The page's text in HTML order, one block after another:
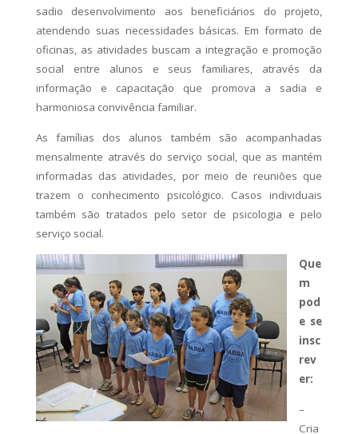
sadio desenvolvimento aos beneficiários do projeto,
atendendo suas necessidades básicas. Em formato de
oficinas, as atividades buscam a integração e promoção
social entre alunos e seus familiares, através da
informação e capacitação que promova a sadia e
harmoniosa convivência familiar.
As famílias dos alunos também são acompanhadas
mensalmente através do serviço social, que as mantém
informadas das atividades, por meio de reuniões que
trazem o conhecimento psicológico. Casos individuais
também são tratados pelo setor de psicologia e pelo
serviço social.
Que
m
pod
e se
insc
rev
er:
–
Cria